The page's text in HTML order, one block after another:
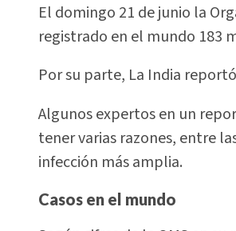
El domingo 21 de junio la
registrado en el mundo 183
Por su parte, La India
Algunos expertos en un
tener varias razones, entre
infección más amplia.
Casos en el mundo